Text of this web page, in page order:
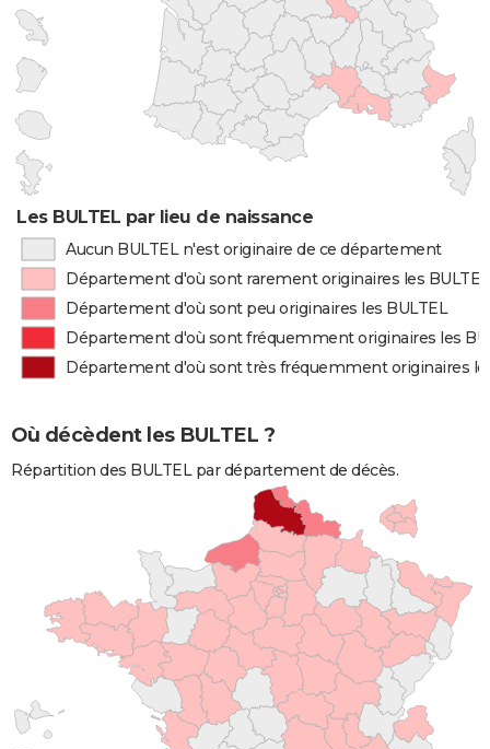
Les BULTEL par lieu de naissance
Aucun BULTEL n'est originaire de ce département
Département d'où sont rarement originaires les BULTEL
Département d'où sont peu originaires les BULTEL
Département d'où sont fréquemment originaires les
Département d'où sont très fréquemment originaires
Où décèdent les BULTEL ?
Répartition des BULTEL par département de décès.